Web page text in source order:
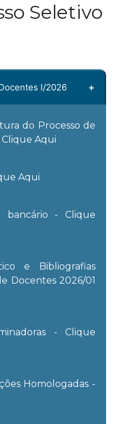
Seletivo
I/2026
do Processo de
Aqui
Aqui
bancário - Clique
e Bibliografias
Docentes 2026/01
- Clique
Homologadas -